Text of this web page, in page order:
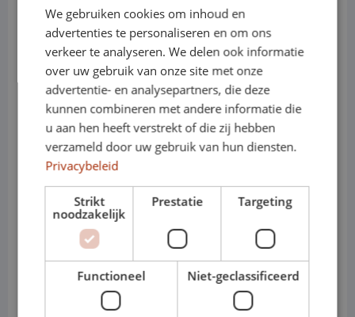
ontwikkeld voor ondernemers en
professionals die dagelijks veel
kilometers maken en waarde hechten
aan comfort en uitstraling.
Dankzij zijn stabiele wegligging, stille
interieur en geavanceerde
rijhulpsystemen is de Audi A6 ideaal
voor lange afstanden en intensief
zakelijk gebruik. Bij Shortleaseland staat
We gebruiken cookies om inhoud en
advertenties te personaliseren en om ons
verkeer te analyseren. We delen ook informatie
over uw gebruik van onze site met onze
advertentie- en analysepartners, die deze
kunnen combineren met andere informatie die
u aan hen heeft verstrekt of die zij hebben
verzameld door uw gebruik van hun diensten.
Privacybeleid
Strikt
noodzakelijk
Prestatie Targeting
Functioneel Niet-geclassificeerd